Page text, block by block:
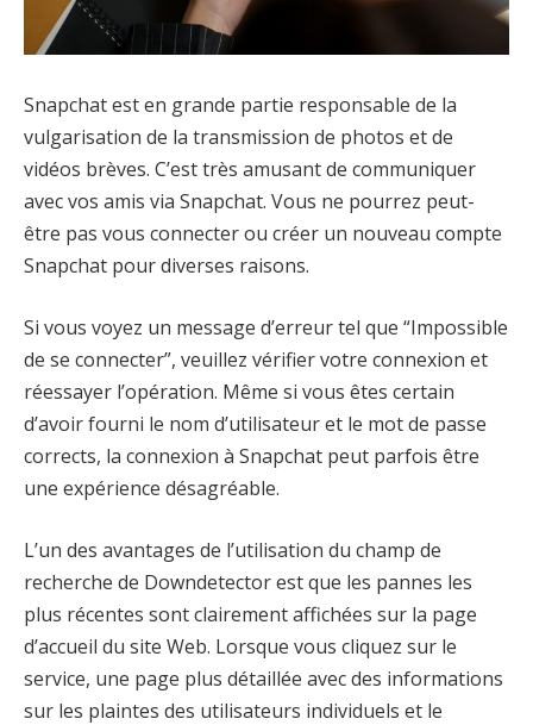
Snapchat est en grande partie responsable de la
vulgarisation de la transmission de photos et de
vidéos brèves. C’est très amusant de communiquer
avec vos amis via Snapchat. Vous ne pourrez peut-
être pas vous connecter ou créer un nouveau compte
Snapchat pour diverses raisons.
Si vous voyez un message d’erreur tel que “Impossible
de se connecter”, veuillez vérifier votre connexion et
réessayer l’opération. Même si vous êtes certain
d’avoir fourni le nom d’utilisateur et le mot de passe
corrects, la connexion à Snapchat peut parfois être
une expérience désagréable.
L’un des avantages de l’utilisation du champ de
recherche de Downdetector est que les pannes les
plus récentes sont clairement affichées sur la page
d’accueil du site Web. Lorsque vous cliquez sur le
service, une page plus détaillée avec des informations
sur les plaintes des utilisateurs individuels et le